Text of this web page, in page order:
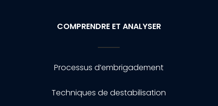
COMPRENDRE ET ANALYSER
Processus d’embrigadement
Techniques de destabilisation